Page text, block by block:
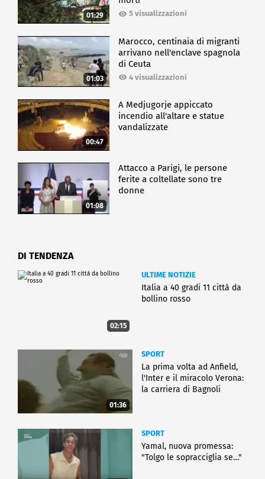
partecipazione del Coro Città di Piazzola sul Brenta,
la scenografia è a cura di Hugo Gargiulo, assistito da
Matteo Verlicchi, mentre i costumi sono di Giovanna
Buzzi.
SPETTACOLO
01:29 5 visualizzazioni
01:03
Marocco, centinaia di migranti
arrivano nell'enclave spagnola
di Ceuta
4 visualizzazioni
00:47
A Medjugorje appiccato
incendio all'altare e statue
vandalizzate
01:08
Attacco a Parigi, le persone
ferite a coltellate sono tre
donne
DI TENDENZA
02:15
ULTIME NOTIZIE
Italia a 40 gradi 11 città da
bollino rosso
01:36
SPORT
La prima volta ad Anfield,
l'Inter e il miracolo Verona:
la carriera di Bagnoli
SPORT
Yamal, nuova promessa:
"Tolgo le sopracciglia se…"